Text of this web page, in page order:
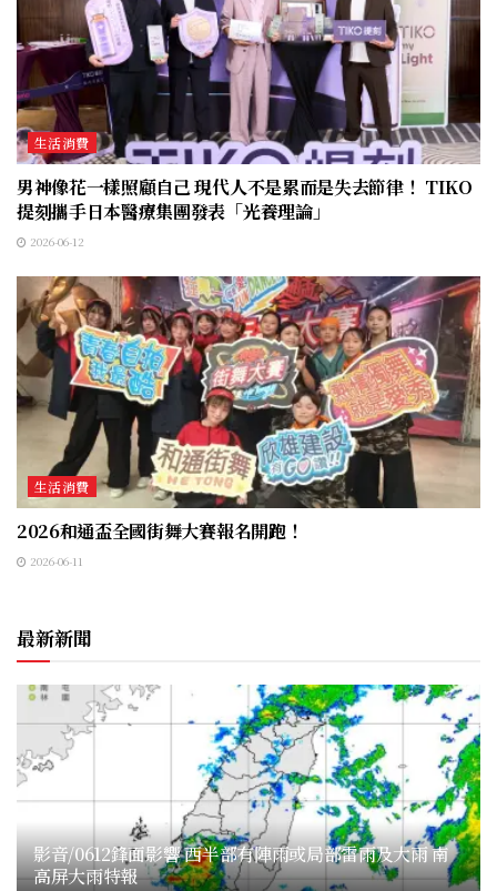
生活消費
男神像花一樣照顧自己 現代人不是累而是失去節律！ TIKO
提刻攜手日本醫療集團發表「光養理論」
2026-06-12
生活消費
2026和通盃全國街舞大賽報名開跑！
2026-06-11
最新新聞
影音/0612鋒面影響 西半部有陣雨或局部雷雨及大雨 南
高屏大雨特報